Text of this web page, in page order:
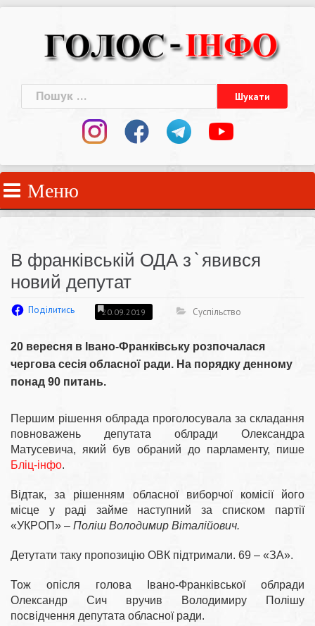
Пошук:
Меню
В франківській ОДА з`явився
новий депутат
Поділитись 20.09.2019 Суспільство
20 вересня в Івано-Франківську розпочалася
чергова сесія обласної ради. На порядку денному
понад 90 питань.
Першим рішення облрада проголосувала за складання
повноважень депутата облради Олександра
Матусевича, який був обраний до парламенту, пише
Бліц-інфо.
Відтак, за рішенням обласної виборчої комісії його
місце у раді займе наступний за списком партії
«УКРОП» – Поліш Володимир Віталійович.
Детутати таку пропозицію ОВК підтримали. 69 – «ЗА».
Тож опісля голова Івано-Франківської облради
Олександр Сич вручив Володимиру Полішу
посвідчення депутата обласної ради.